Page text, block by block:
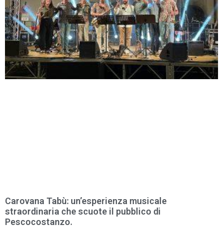
Carovana Tabù: un’esperienza musicale
straordinaria che scuote il pubblico di
Pescocostanzo.